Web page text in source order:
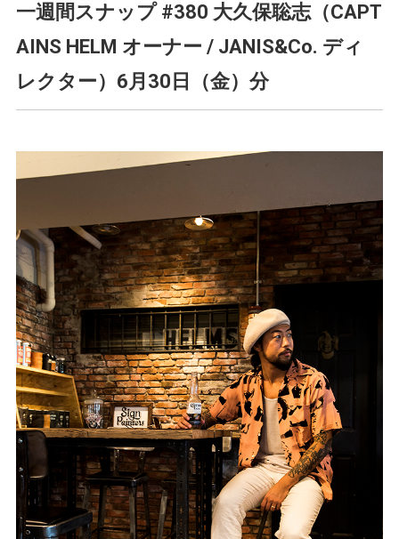
一週間スナップ #380 大久保聡志（CAPT
AINS HELM オーナー / JANIS&Co. ディ
レクター）6月30日（金）分